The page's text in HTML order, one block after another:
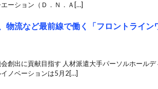
ーション（Ｄ．Ｎ．Ａ[…]
物流など最前線で働く「フロントライン
創出に貢献目指す 人材派遣大手パーソルホール
ノベーションは5月2[…]